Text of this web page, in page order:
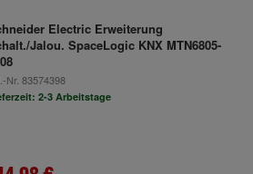
Electric Erweiterung
Jalou. SpaceLogic KNX MTN6805-
Nr. 83574398
2-3 Arbeitstage